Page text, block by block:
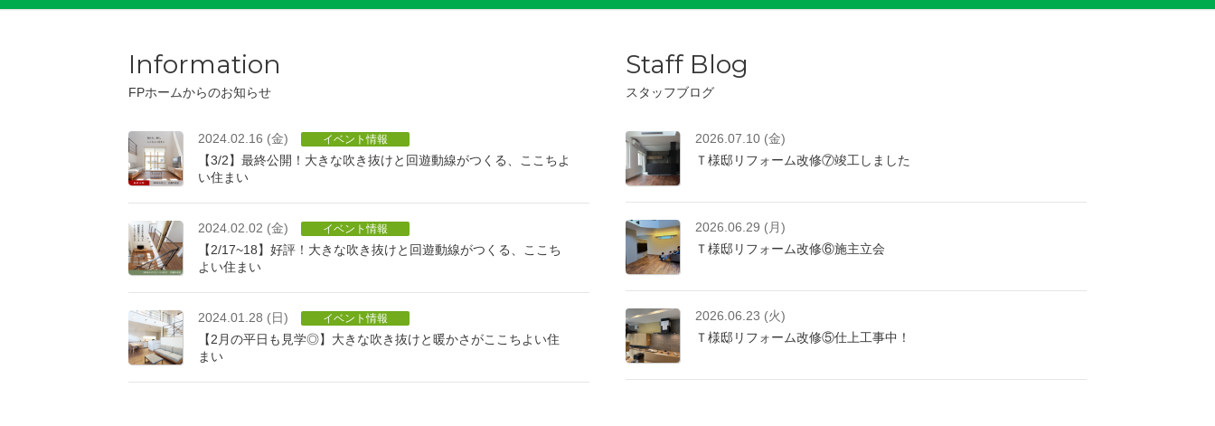
Information
FPホームからのお知らせ
2024.02.16 (金) イベント情報
【3/2】最終公開！大きな吹き抜けと回遊動線がつくる、ここちよ
い住まい
2024.02.02 (金) イベント情報
【2/17~18】好評！大きな吹き抜けと回遊動線がつくる、ここち
よい住まい
2024.01.28 (日) イベント情報
【2月の平日も見学◎】大きな吹き抜けと暖かさがここちよい住
まい
Staff Blog
スタッフブログ
2026.07.10 (金)
Ｔ様邸リフォーム改修⑦竣工しました
2026.06.29 (月)
Ｔ様邸リフォーム改修⑥施主立会
2026.06.23 (火)
Ｔ様邸リフォーム改修⑤仕上工事中！